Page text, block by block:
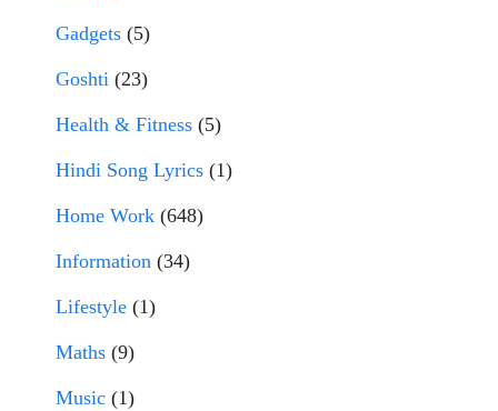
Gadgets (5)
Goshti (23)
Health & Fitness (5)
Hindi Song Lyrics (1)
Home Work (648)
Information (34)
Lifestyle (1)
Maths (9)
Music (1)